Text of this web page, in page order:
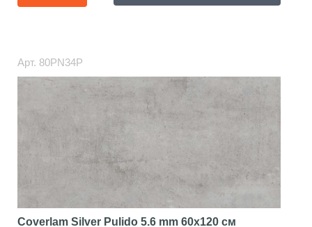
Арт. 80PN34P
Coverlam Silver Pulido 5.6 mm 60x120 см